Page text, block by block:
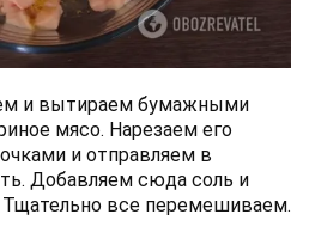
и вытираем бумажными
мясо. Нарезаем его
и отправляем в
Добавляем сюда соль и
Тщательно все перемешиваем.